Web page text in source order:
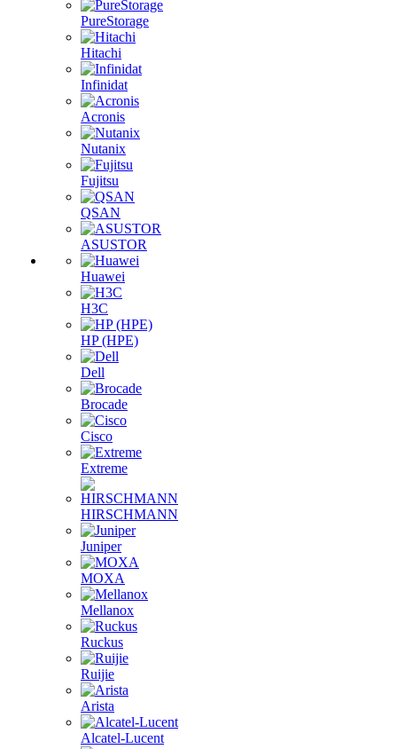
PureStorage
Hitachi
Infinidat
Acronis
Nutanix
Fujitsu
QSAN
ASUSTOR
Huawei
H3C
HP (HPE)
Dell
Brocade
Cisco
Extreme
HIRSCHMANN
Juniper
MOXA
Mellanox
Ruckus
Ruijie
Arista
Alcatel-Lucent